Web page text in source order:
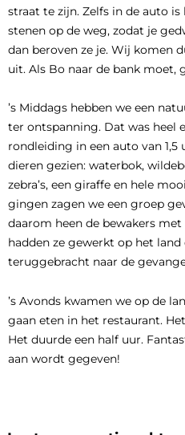
straat te zijn. Zelfs in de auto
stenen op de weg, zodat je
dan beroven ze je. Wij komen
uit. Als Bo naar de bank moet,
’s Middags hebben we een
ter ontspanning. Dat was heel
rondleiding in een auto van 1,5
dieren gezien: waterbok,
zebra’s, een giraffe en hele
gingen zagen we een groep
daarom heen de bewakers
hadden ze gewerkt op het land
teruggebracht naar de
’s Avonds kwamen we op de
gaan eten in het restaurant.
Het duurde een half uur.
aan wordt gegeven!